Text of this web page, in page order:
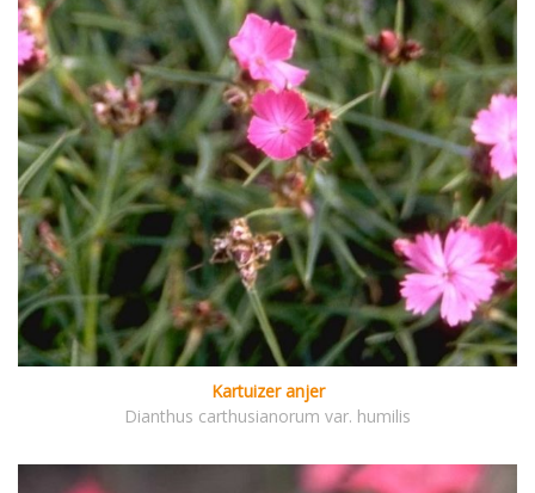
Kartuizer anjer
Dianthus carthusianorum var. humilis